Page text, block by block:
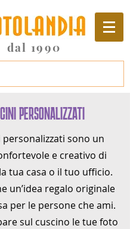
dal 1990
PERSONALIZZATI
personalizzati sono un
e creativo di
tua casa o il tuo ufficio.
un’idea regalo originale
per le persone che ami.
sul cuscino le tue foto